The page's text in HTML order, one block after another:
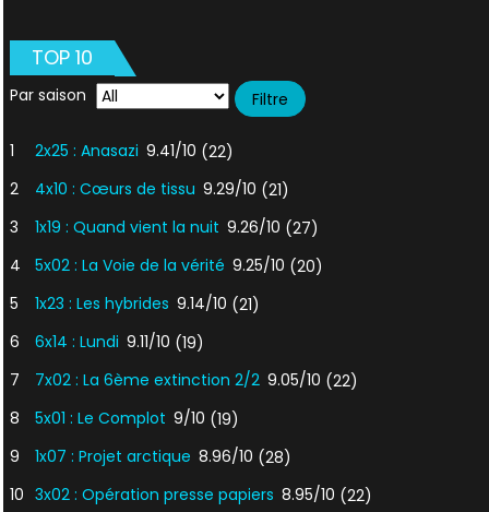
TOP 10
Par saison
1 2x25 : Anasazi 9.41/10 (22)
2
4x10 : Cœurs de tissu 9.29/10 (21)
3
1x19 : Quand vient la nuit 9.26/10 (27)
4
5x02 : La Voie de la vérité 9.25/10 (20)
5
1x23 : Les hybrides 9.14/10 (21)
6
6x14 : Lundi 9.11/10 (19)
7
7x02 : La 6ème extinction 2/2 9.05/10 (22)
8
5x01 : Le Complot 9/10 (19)
9
1x07 : Projet arctique 8.96/10 (28)
10 3x02 : Opération presse papiers 8.95/10 (22)